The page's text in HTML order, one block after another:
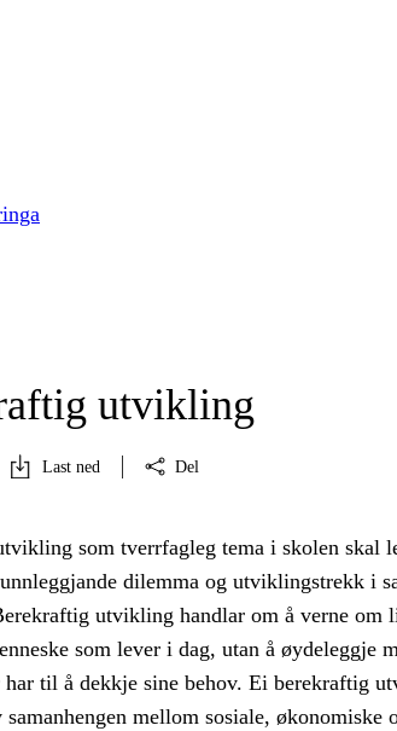
utvikling
Last ned Del
som tverrfagleg tema i skolen skal
dilemma og utviklingstrekk i
utvikling handlar om å verne om
som lever i dag, utan å øydeleggje
har til å dekkje sine behov. Ei berekraftig
samanhengen mellom sosiale, økonomiske